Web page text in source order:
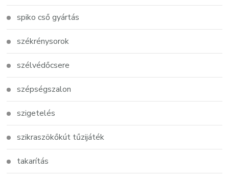
spiko cső gyártás
székrénysorok
szélvédőcsere
szépségszalon
szigetelés
szikraszökőkút tűzijáték
takarítás